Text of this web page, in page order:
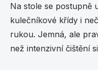
Na stole se postupně
kulečníkové křídy i
rukou. Jemná, ale
než intenzivní čištění